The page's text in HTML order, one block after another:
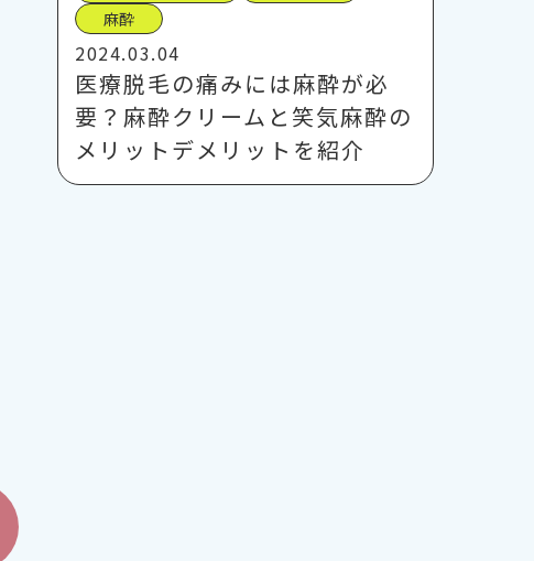
麻酔
2024.03.04
医療脱毛の痛みには麻酔が必
要？麻酔クリームと笑気麻酔の
メリットデメリットを紹介